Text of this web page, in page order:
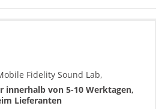
Fidelity Sound Lab,
innerhalb von 5-10 Werktagen,
Lieferanten